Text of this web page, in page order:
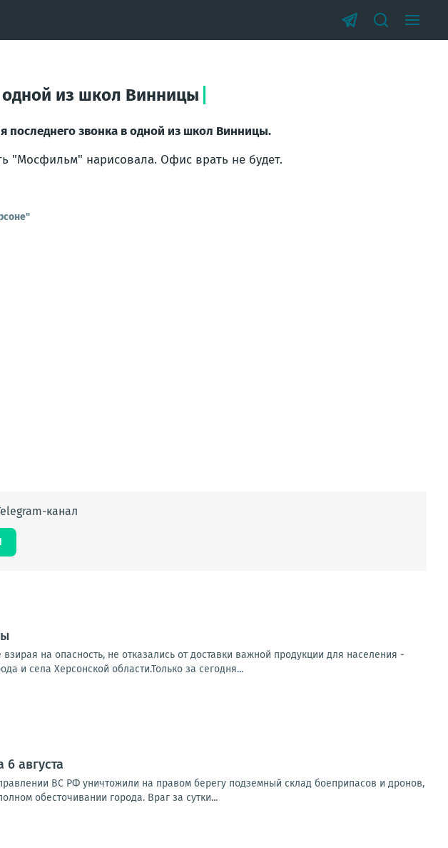
одной из школ Винницы
последнего звонка в одной из школ Винницы.
"Мосфильм" нарисовала. Офис врать не будет.
канал
на опасность, не отказались от доставки важной продукции для населения -
и села Херсонской области.Только за сегодня...
августа
ВС РФ уничтожили на правом берегу подземный склад боеприпасов и дронов,
обесточивании города. Враг за сутки...